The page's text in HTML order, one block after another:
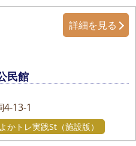
民館
4-13-1
詳細を見る
よかトレ実践St（施設版）